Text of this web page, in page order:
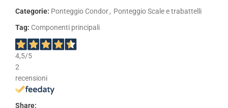
Categorie: Ponteggio Condor, Ponteggio Scale e trabattelli
Tag: Componenti principali
4,5/5
2
recensioni
Share: